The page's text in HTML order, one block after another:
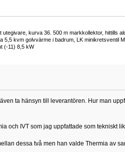
kurva 36. 500 m markkollektor, hittills
kvm golvvärme i badrum, LK minikretsventil
(-11) 8,5 kW
ta hänsyn till leverantören. Hur man
och IVT som jag uppfattade som tekniskt
dessa två men han valde Thermia av